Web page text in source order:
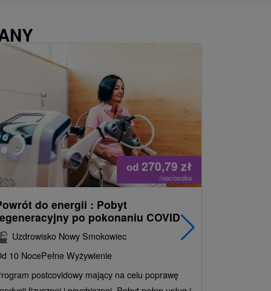
od 270,79 zł
/noc/osoba
do energii : Pobyt
po pokonaniu COVID
Uzdrowisko Nowy Smokowiec
10 NocePełne Wyżywienie
postcovidowy mający na celu poprawę